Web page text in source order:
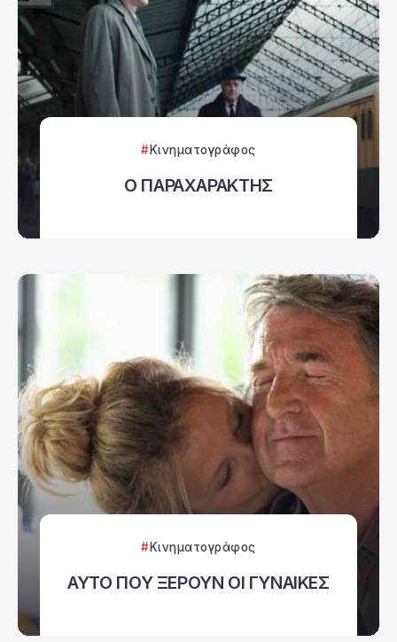
Κινηματογράφος
Ο ΠΑΡΑΧΑΡΑΚΤΗΣ
Κινηματογράφος
ΑΥΤΟ ΠΟΥ ΞΕΡΟΥΝ ΟΙ ΓΥΝΑΙΚΕΣ